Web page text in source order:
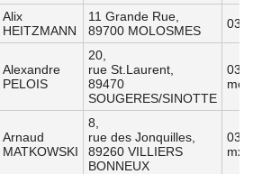
Alix
HEITZMANN
11 Grande Rue,
89700 MOLOSMES
03
Alexandre
PELOIS
20,
rue St.Laurent,
89470
SOUGERES/SINOTTE
03
Arnaud
MATKOWSKI
8,
rue des Jonquilles,
89260 VILLIERS
BONNEUX
03